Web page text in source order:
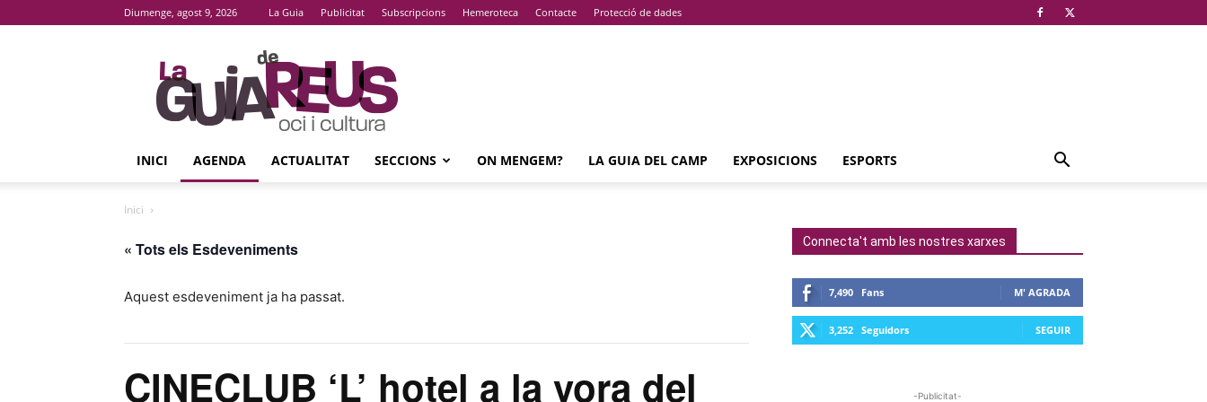
Diumenge, agost 9, 2026 La Guia Publicitat Subscripcions Hemeroteca Contacte Protecció de dades
La
Guia
De
Reus
INICI AGENDA ACTUALITAT SECCIONS ON MENGEM? LA GUIA DEL CAMP EXPOSICIONS ESPORTS
Inici
« Tots els Esdeveniments
Aquest esdeveniment ja ha passat.
CINECLUB ‘L’ hotel a la vora del
Connecta't amb les nostres xarxes
7,490 Fans M' AGRADA
3,252 Seguidors SEGUIR
-Publicitat-